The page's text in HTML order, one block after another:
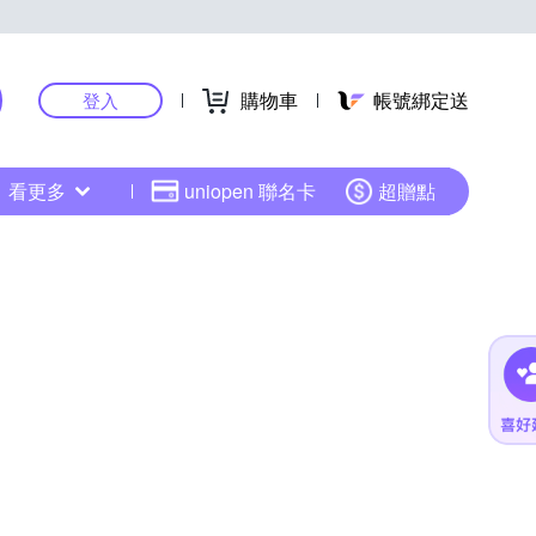
登入 購物車 帳號綁定送
看更多 uniopen 聯名卡 超贈點